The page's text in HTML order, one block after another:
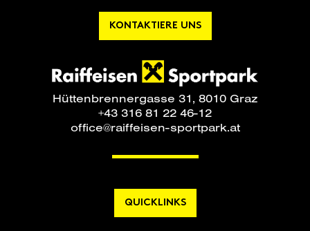
KONTAKTIERE UNS
Hüttenbrennergasse 31, 8010 Graz
+43 316 81 22 46-12
office@raiffeisen-sportpark.at
QUICKLINKS